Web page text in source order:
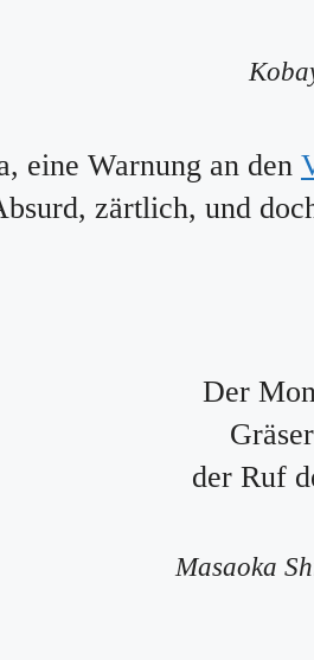
eine Warnung an den
zärtlich, und
Der
der Ruf
Masaoka